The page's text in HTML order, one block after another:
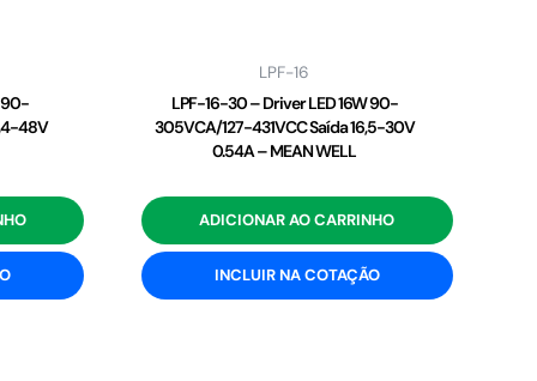
90-
48V
LPF-16
LPF-16-30 – Driver LED 16W 90-
305VCA/127-431VCC Saída 16,5-30V
0.54A – MEAN WELL
ADICIONAR AO CARRINHO
INCLUIR NA COTAÇÃO